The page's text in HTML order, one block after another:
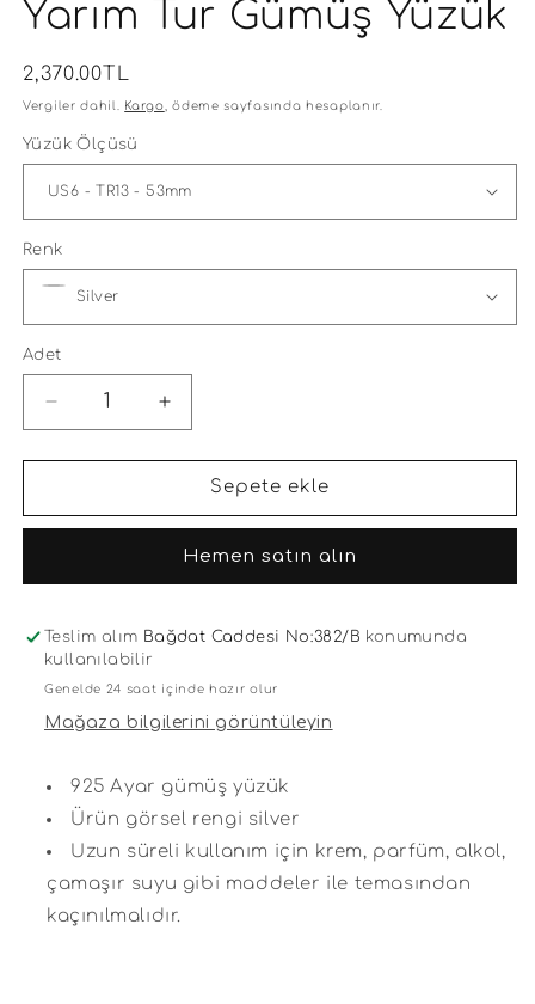
Yarım Tur Gümüş Yüzük
Normal
fiyat
2,370.00TL
Vergiler dahil. Kargo , ödeme sayfasında hesaplanır.
Yüzük Ölçüsü
Renk
Adet
Gömülü
Baget
Tur
için
azaltın
Mini
Gömülü
Baget
Yarım
Tur
Yüzük
için
artırın
Sepete ekle
Hemen satın alın
Teslim alım Bağdat Caddesi No:382/B konumunda
kullanılabilir
Genelde 24 saat içinde hazır olur
Mağaza bilgilerini görüntüleyin
925 Ayar gümüş yüzük
Ürün görsel rengi silver
Uzun süreli kullanım için krem, parfüm, alkol,
çamaşır suyu gibi maddeler ile temasından
kaçınılmalıdır.